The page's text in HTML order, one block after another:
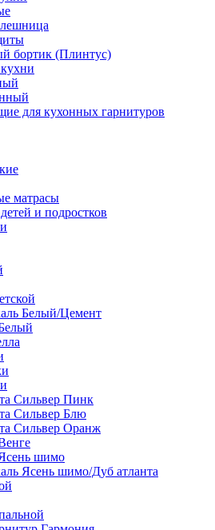
бортик (Плинтус)
для кухонных гарнитуров
матрасы
и подростков
Белый/Цемент
Сильвер Пинк
Сильвер Блю
Сильвер Оранж
шимо
Ясень шимо/Дуб атланта